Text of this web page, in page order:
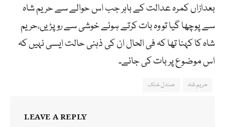
بعدازاں کمرہ عدالت کے باہر جب اس حوالے سے حریم شاہ
سے پوچھا گیا تو وہ بات کرتے ہوئے خوشی سے رو پڑیں،حریم
شاہ کا کہنا تھا کہ فی الحال ان کی ذہنی حالت ایسی نہیں کہ
اس موضوع پر بات کی جائے۔
حریم شاہ صندل خٹک
LEAVE A REPLY